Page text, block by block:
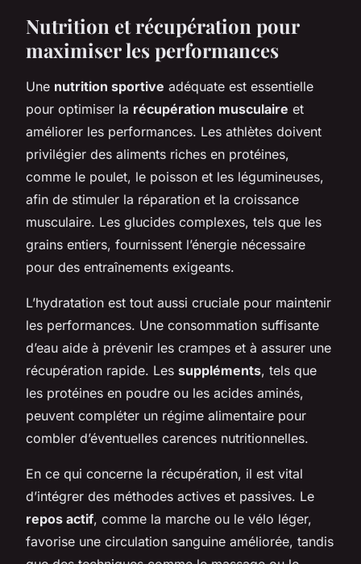
Nutrition et récupération pour
maximiser les performances
Une nutrition sportive adéquate est essentielle
pour optimiser la récupération musculaire et
améliorer les performances. Les athlètes doivent
privilégier des aliments riches en protéines,
comme le poulet, le poisson et les légumineuses,
afin de stimuler la réparation et la croissance
musculaire. Les glucides complexes, tels que les
grains entiers, fournissent l’énergie nécessaire
pour des entraînements exigeants.
L’hydratation est tout aussi cruciale pour maintenir
les performances. Une consommation suffisante
d’eau aide à prévenir les crampes et à assurer une
récupération rapide. Les suppléments, tels que
les protéines en poudre ou les acides aminés,
peuvent compléter un régime alimentaire pour
combler d’éventuelles carences nutritionnelles.
En ce qui concerne la récupération, il est vital
d’intégrer des méthodes actives et passives. Le
repos actif, comme la marche ou le vélo léger,
favorise une circulation sanguine améliorée, tandis